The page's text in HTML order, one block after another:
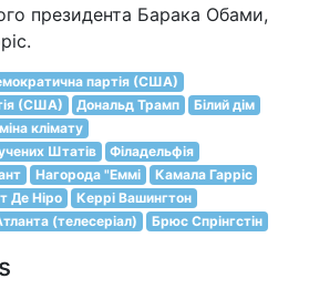
президента Барака Обами,
партія (США)
(США)
Дональд Трамп
Білий дім
клімату
Штатів
Філадельфія
Нагорода "Еммі
Камала Гарріс
Де Ніро
Керрі Вашингтон
(телесеріал) Брюс Спрінгстін